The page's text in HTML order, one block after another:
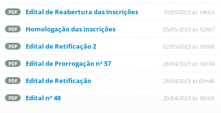
PDF Edital de Reabertura das Inscrições 10/05/2023 às 14h03
PDF Homologação das inscrições 05/05/2023 às 12h07
PDF Edital de Retificação 2 02/05/2023 às 18h08
PDF Edital de Prorrogação nº 57 28/04/2023 às 16h34
PDF Edital de Retificação 28/04/2023 às 09h48
PDF Edital nº 48 20/04/2023 às 18h09